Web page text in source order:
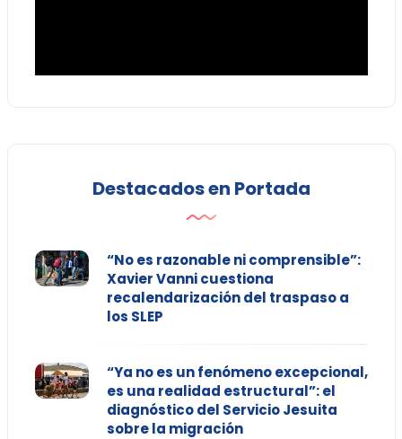
Destacados en Portada
“No es razonable ni comprensible”:
Xavier Vanni cuestiona
recalendarización del traspaso a
los SLEP
“Ya no es un fenómeno excepcional,
es una realidad estructural”: el
diagnóstico del Servicio Jesuita
sobre la migración